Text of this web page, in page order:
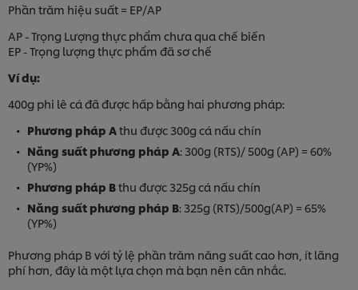
Phần trăm hiệu suất = EP/AP
AP - Trọng Lượng thực phẩm chưa qua chế biến
EP - Trọng lượng thực phẩm đã sơ chế
Ví dụ:
400g phi lê cá đã được hấp bằng hai phương pháp:
Phương pháp Athu được 300g cá nấu chín
Năng suất phương pháp A: 300g (RTS)/ 500g (AP) = 60%
(YP%)
Phương pháp Bthu được 325g cá nấu chín
Năng suất phương pháp B: 325g (RTS)/500g(AP) = 65%
(YP%)
Phương pháp B với tỷ lệ phần trăm năng suất cao hơn, ít lãng
phí hơn, đây là một lựa chọn mà bạn nên cân nhắc.